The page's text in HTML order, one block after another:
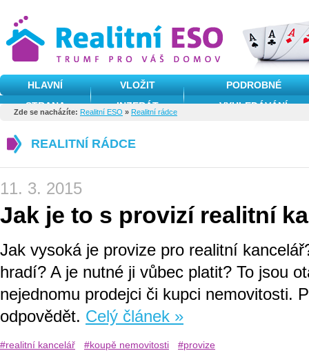
Zde se nacházíte: Realitní ESO » Realitní rádce
REALITNÍ RÁDCE
11. 3. 2015
Jak je to s provizí realitní
Jak vysoká je provize pro realitní
hradí? A je nutné ji vůbec platit? To jsou
nejednomu prodejci či kupci nemovitosti.
odpovědět. Celý článek »
#realitní kancelář #koupě nemovitosti #provize
HLAVNÍ
STRANA
VLOŽIT
INZERÁT
PODROBNÉ
VYHLEDÁVÁNÍ